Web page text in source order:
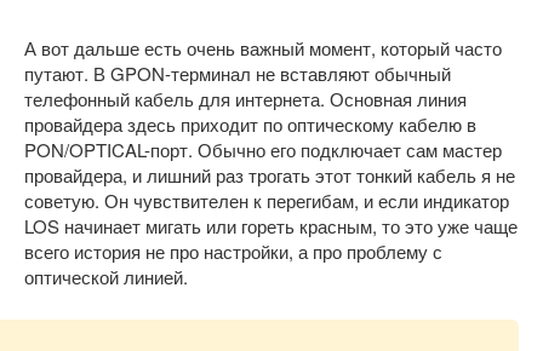
А вот дальше есть очень важный момент, который часто
путают. В GPON-терминал не вставляют обычный
телефонный кабель для интернета. Основная линия
провайдера здесь приходит по оптическому кабелю в
PON/OPTICAL-порт. Обычно его подключает сам мастер
провайдера, и лишний раз трогать этот тонкий кабель я не
советую. Он чувствителен к перегибам, и если индикатор
LOS начинает мигать или гореть красным, то это уже чаще
всего история не про настройки, а про проблему с
оптической линией.